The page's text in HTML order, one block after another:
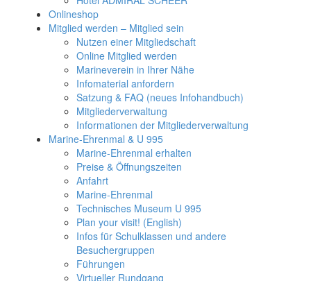
Onlineshop
Mitglied werden – Mitglied sein
Nutzen einer Mitgliedschaft
Online Mitglied werden
Marineverein in Ihrer Nähe
Infomaterial anfordern
Satzung & FAQ (neues Infohandbuch)
Mitgliederverwaltung
Informationen der Mitgliederverwaltung
Marine-Ehrenmal & U 995
Marine-Ehrenmal erhalten
Preise & Öffnungszeiten
Anfahrt
Marine-Ehrenmal
Technisches Museum U 995
Plan your visit! (English)
Infos für Schulklassen und andere
Besuchergruppen
Führungen
Virtueller Rundgang